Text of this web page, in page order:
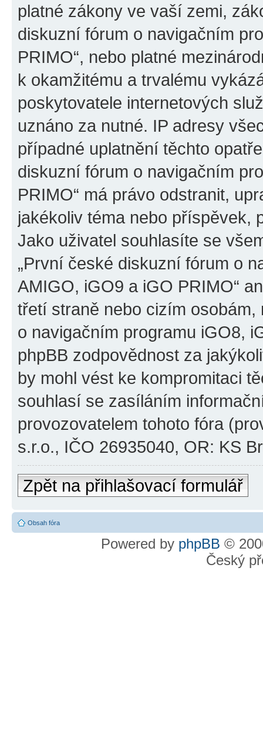
platné zákony ve vaší zemi,
diskuzní fórum o navigačním
PRIMO“, nebo platné
k okamžitému a trvalému
poskytovatele internetových
uznáno za nutné. IP adresy
případné uplatnění těchto
diskuzní fórum o navigačním
PRIMO“ má právo odstranit,
jakékoliv téma nebo příspěvek,
Jako uživatel souhlasíte se
„První české diskuzní fórum o
AMIGO, iGO9 a iGO PRIMO“
třetí straně nebo cizím
o navigačním programu iGO8,
phpBB zodpovědnost za
by mohl vést ke kompromitaci
souhlasí se zasíláním
provozovatelem tohoto fóra
s.r.o., IČO 26935040, OR: KS
Zpět na přihlašovací formulář
Obsah fóra
Powered by phpBB ©
Český